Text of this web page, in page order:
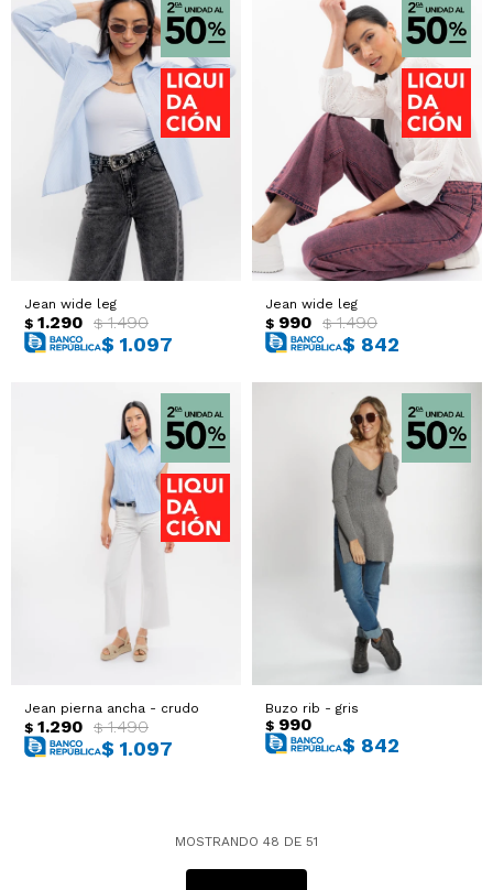
Jean wide leg
$ 1.290 $ 1.490
$ 1.097
Jean wide leg
$ 990 $ 1.490
$ 842
Jean pierna ancha - crudo
$ 1.290 $ 1.490
$ 1.097
Buzo rib - gris
$ 990
$ 842
MOSTRANDO 48 DE 51